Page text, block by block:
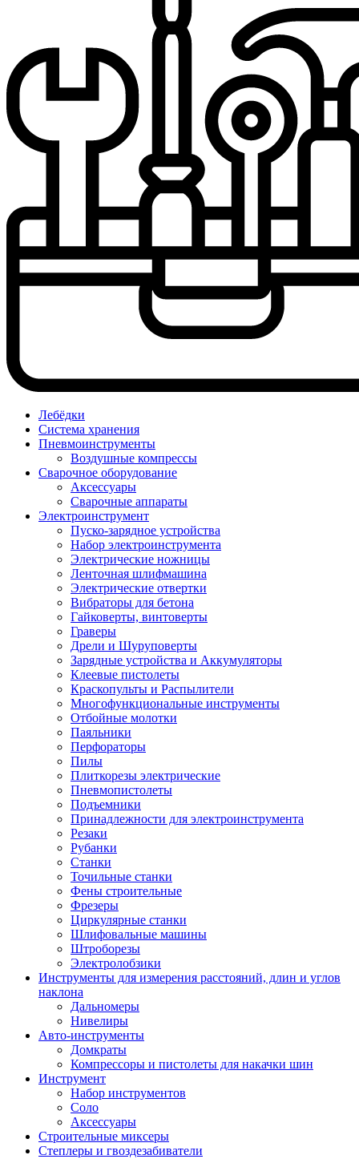
Лебёдки
Система хранения
Пневмоинструменты
Воздушные компрессы
Сварочное оборудование
Аксессуары
Сварочные аппараты
Электроинструмент
Пуско-зарядное устройства
Набор электроинструмента
Электрические ножницы
Ленточная шлифмашина
Электрические отвертки
Вибраторы для бетона
Гайковерты, винтоверты
Граверы
Дрели и Шуруповерты
Зарядные устройства и Аккумуляторы
Клеевые пистолеты
Краскопульты и Распылители
Многофункциональные инструменты
Отбойные молотки
Паяльники
Перфораторы
Пилы
Плиткорезы электрические
Пневмопистолеты
Подъемники
Принадлежности для электроинструмента
Резаки
Рубанки
Станки
Точильные станки
Фены строительные
Фрезеры
Циркулярные станки
Шлифовальные машины
Штроборезы
Электролобзики
Инструменты для измерения расстояний, длин и углов
наклона
Дальномеры
Нивелиры
Авто-инструменты
Домкраты
Компрессоры и пистолеты для накачки шин
Инструмент
Набор инструментов
Соло
Аксессуары
Строительные миксеры
Степлеры и гвоздезабиватели